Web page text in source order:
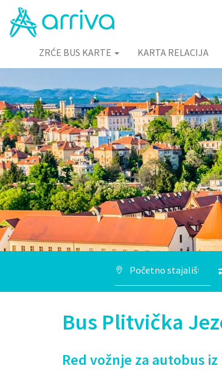
ZRĆE BUS KARTE KARTA RELACIJA
Bus Plitvička
Red vožnje za autobus